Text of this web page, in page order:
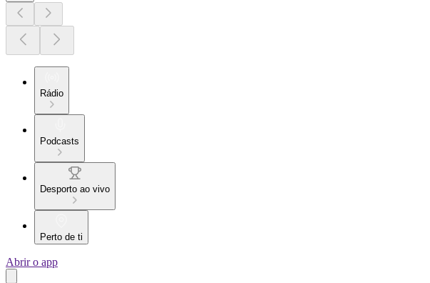
Rádio
Podcasts
Desporto ao vivo
Perto de ti
Abrir o app